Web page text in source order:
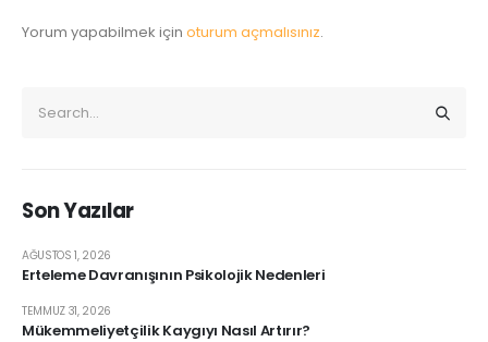
Yorum yapabilmek için oturum açmalısınız.
Son Yazılar
Erteleme Davranışının Psikolojik Nedenleri
AĞUSTOS 1, 2026
Mükemmeliyetçilik Kaygıyı Nasıl Artırır?
TEMMUZ 31, 2026